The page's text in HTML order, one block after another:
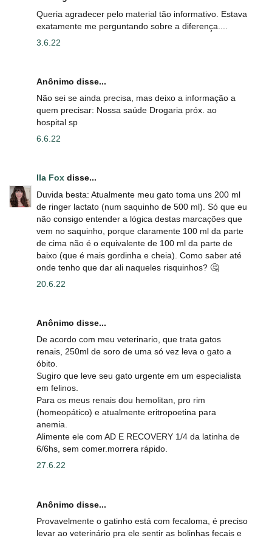
Queria agradecer pelo material tão informativo. Estava
exatamente me perguntando sobre a diferença....
3.6.22
Anônimo disse...
Não sei se ainda precisa, mas deixo a informação a
quem precisar: Nossa saúde Drogaria próx. ao
hospital sp
6.6.22
Ila Fox disse...
Duvida besta: Atualmente meu gato toma uns 200 ml
de ringer lactato (num saquinho de 500 ml). Só que eu
não consigo entender a lógica destas marcações que
vem no saquinho, porque claramente 100 ml da parte
de cima não é o equivalente de 100 ml da parte de
baixo (que é mais gordinha e cheia). Como saber até
onde tenho que dar ali naqueles risquinhos? 🤔
20.6.22
Anônimo disse...
De acordo com meu veterinario, que trata gatos
renais, 250ml de soro de uma só vez leva o gato a
óbito.
Sugiro que leve seu gato urgente em um especialista
em felinos.
Para os meus renais dou hemolitan, pro rim
(homeopático) e atualmente eritropoetina para
anemia.
Alimente ele com AD E RECOVERY 1/4 da latinha de
6/6hs, sem comer.morrera rápido.
27.6.22
Anônimo disse...
Provavelmente o gatinho está com fecaloma, é preciso
levar ao veterinário pra ele sentir as bolinhas fecais e